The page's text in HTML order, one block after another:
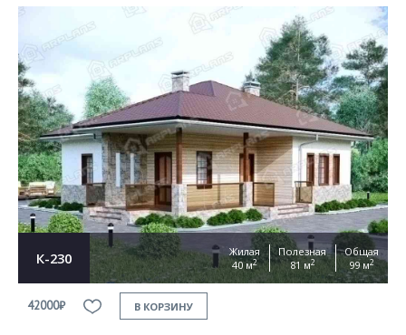
К-230
Жилая
40 м2
Полезная
81 м2
Общая
99 м2
42000₽ В КОРЗИНУ